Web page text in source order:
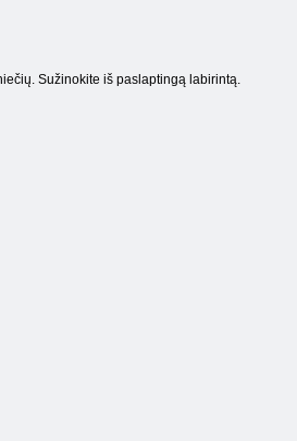
Sužinokite iš paslaptingą labirintą.